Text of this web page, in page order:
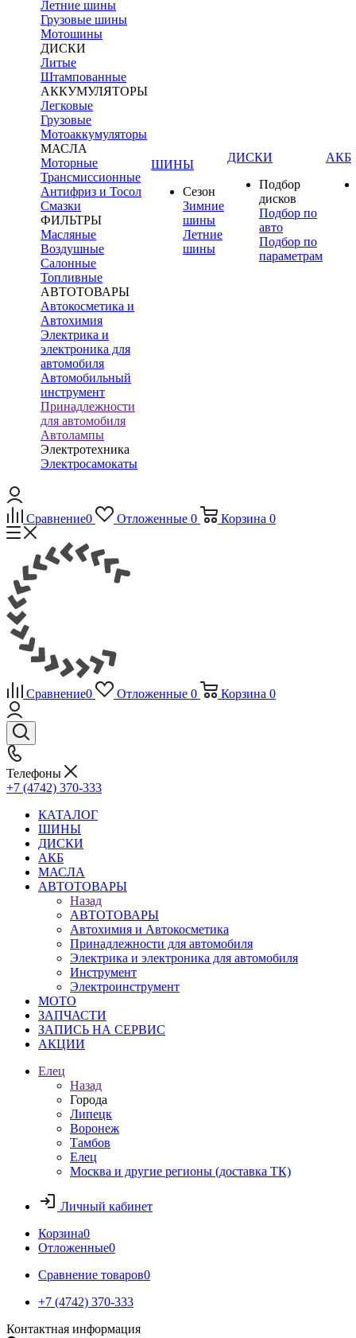
Летние шины
Грузовые шины
Мотошины
ДИСКИ
Литые
Штампованные
АККУМУЛЯТОРЫ
Легковые
Грузовые
Мотоаккумуляторы
МАСЛА
Моторные
Трансмиссионные
Антифриз и Тосол
Смазки
ФИЛЬТРЫ
Масляные
Воздушные
Салонные
Топливные
АВТОТОВАРЫ
Автокосметика и
Автохимия
Электрика и
электроника для
автомобиля
Автомобильный
инструмент
Принадлежности
для автомобиля
Автолампы
Электротехника
Электросамокаты
ШИНЫ
Сезон
Зимние
шины
Летние
шины
ДИСКИ
Подбор
дисков
Подбор по
авто
Подбор по
параметрам
АКБ
Сравнение0 Отложенные 0 Корзина 0
Сравнение0 Отложенные 0 Корзина 0
Телефоны
+7 (4742) 370-333
КАТАЛОГ
ШИНЫ
ДИСКИ
АКБ
МАСЛА
АВТОТОВАРЫ
Назад
АВТОТОВАРЫ
Автохимия и Автокосметика
Принадлежности для автомобиля
Электрика и электроника для автомобиля
Инструмент
Электроинструмент
МОТО
ЗАПЧАСТИ
ЗАПИСЬ НА СЕРВИС
АКЦИИ
Елец
Назад
Города
Липецк
Воронеж
Тамбов
Елец
Москва и другие регионы (доставка ТК)
Личный кабинет
Корзина0
Отложенные0
Сравнение товаров0
+7 (4742) 370-333
Контактная информация